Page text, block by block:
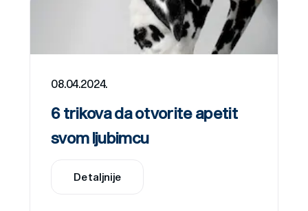
08.04.2024.
6 trikova da otvorite apetit
svom ljubimcu
Detaljnije